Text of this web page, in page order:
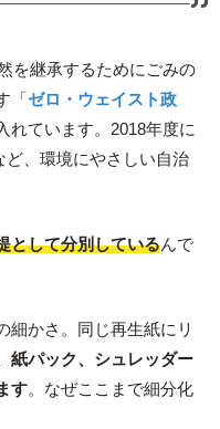
を継承するためにごみの
「ゼロ・ウェイスト政
れています。2018年度に
ど、環境にやさしい自治
として分別しているんで
細かさ。同じ再生紙にリ
紙パック、シュレッダー
す。なぜここまで細分化